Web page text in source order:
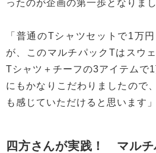
ったのが企画の第一歩となりまし
「普通のTシャツセットで1万
が、このマルチパックTはスウ
Tシャツ＋チーフの3アイテムで
にもかなりこだわりましたので
も感じていただけると思います
四方さんが実践！ マルチ